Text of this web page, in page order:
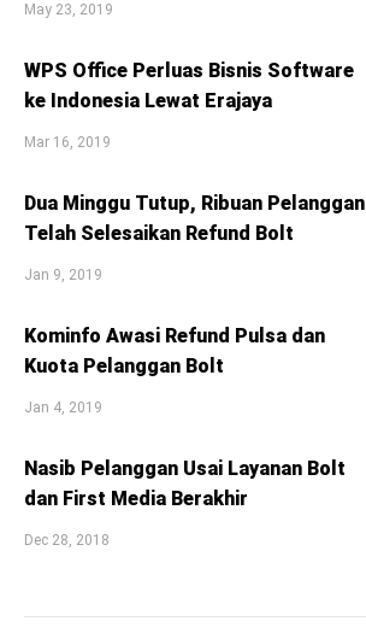
May 23, 2019
WPS Office Perluas Bisnis Software
ke Indonesia Lewat Erajaya
Mar 16, 2019
Dua Minggu Tutup, Ribuan Pelanggan
Telah Selesaikan Refund Bolt
Jan 9, 2019
Kominfo Awasi Refund Pulsa dan
Kuota Pelanggan Bolt
Jan 4, 2019
Nasib Pelanggan Usai Layanan Bolt
dan First Media Berakhir
Dec 28, 2018